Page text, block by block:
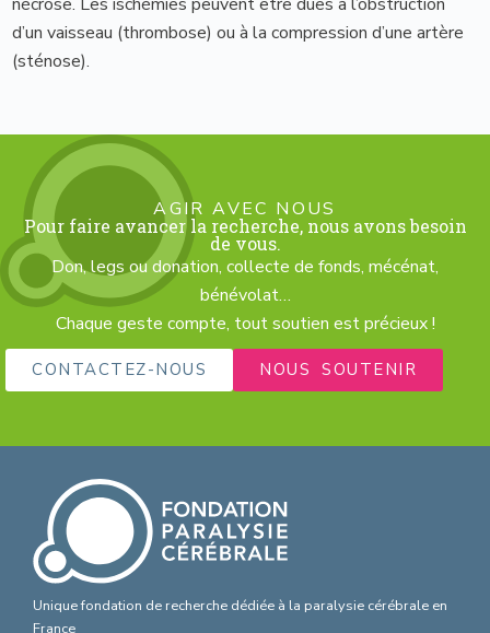
d’un vaisseau (thrombose) ou à la compression d’une artère
(sténose).
AGIR AVEC NOUS
Pour faire avancer la recherche, nous avons besoin
de vous.
Don, legs ou donation, collecte de fonds, mécénat,
bénévolat…
Chaque geste compte, tout soutien est précieux !
CONTACTEZ-NOUS NOUS SOUTENIR
Unique fondation de recherche dédiée à la paralysie cérébrale en
France